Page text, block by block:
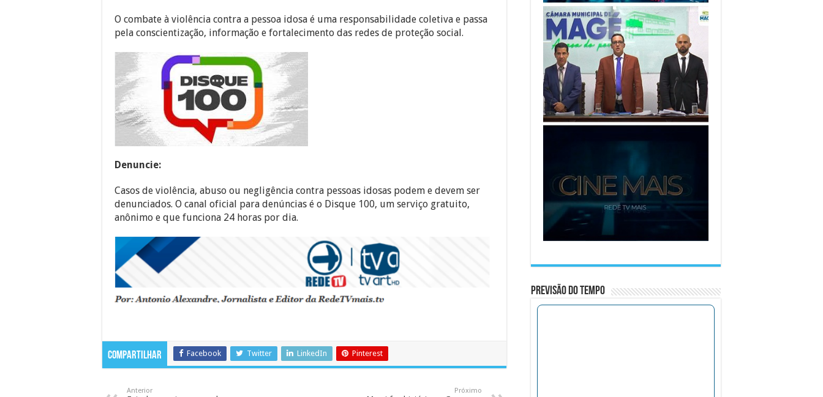
O combate à violência contra a pessoa idosa é uma responsabilidade coletiva e passa
pela conscientização, informação e fortalecimento das redes de proteção social.
Denuncie:
Casos de violência, abuso ou negligência contra pessoas idosas podem e devem ser
denunciados. O canal oficial para denúncias é o Disque 100, um serviço gratuito,
anônimo e que funciona 24 horas por dia.
Compartilhar Facebook Twitter LinkedIn Pinterest
Anterior Próximo
Previsão do Tempo